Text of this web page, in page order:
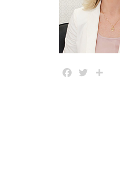
FacebookTwitter